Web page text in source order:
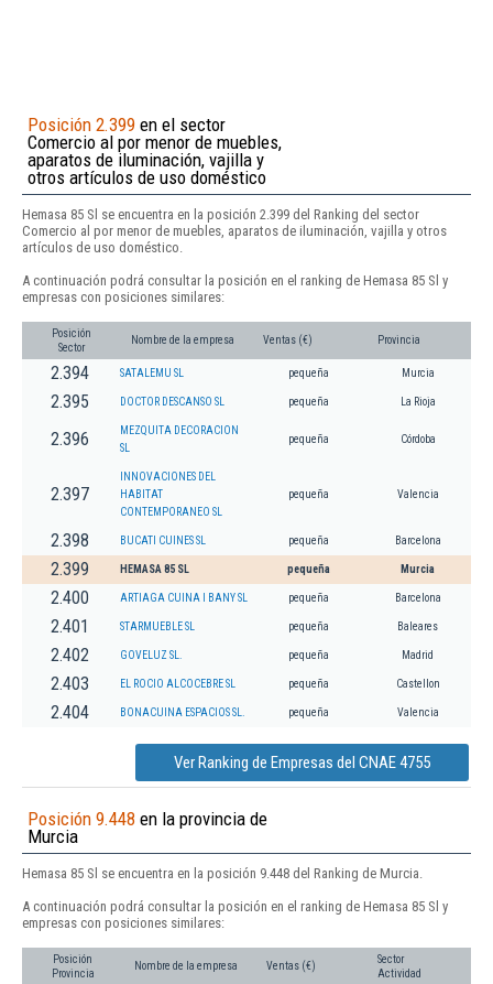
Posición 2.399 en el sector
Comercio al por menor de muebles,
aparatos de iluminación, vajilla y
otros artículos de uso doméstico
Hemasa 85 Sl se encuentra en la posición 2.399 del Ranking del sector
Comercio al por menor de muebles, aparatos de iluminación, vajilla y otros
artículos de uso doméstico.
A continuación podrá consultar la posición en el ranking de Hemasa 85 Sl y
empresas con posiciones similares:
Posición
Sector
Nombre de la empresa Ventas (€) Provincia
2.394 SATALEMU SL pequeña Murcia
2.395 DOCTOR DESCANSO SL pequeña La Rioja
2.396
MEZQUITA DECORACION
SL
pequeña Córdoba
2.397
INNOVACIONES DEL
HABITAT
CONTEMPORANEO SL
pequeña Valencia
2.398 BUCATI CUINES SL pequeña Barcelona
2.399 HEMASA 85 SL pequeña Murcia
2.400 ARTIAGA CUINA I BANY SL pequeña Barcelona
2.401 STARMUEBLE SL pequeña Baleares
2.402 GOVELUZ SL. pequeña Madrid
2.403 EL ROCIO ALCOCEBRE SL pequeña Castellon
2.404 BONACUINA ESPACIOS SL. pequeña Valencia
Ver Ranking de Empresas del CNAE 4755
Posición 9.448 en la provincia de
Murcia
Hemasa 85 Sl se encuentra en la posición 9.448 del Ranking de Murcia.
A continuación podrá consultar la posición en el ranking de Hemasa 85 Sl y
empresas con posiciones similares:
Posición
Provincia
Nombre de la empresa Ventas (€)
Sector
Actividad